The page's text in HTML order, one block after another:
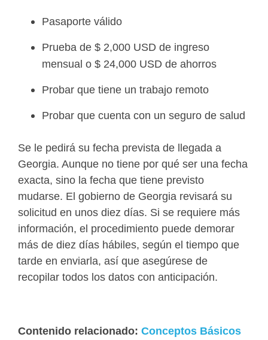
Pasaporte válido
Prueba de $ 2,000 USD de ingreso
mensual o $ 24,000 USD de ahorros
Probar que tiene un trabajo remoto
Probar que cuenta con un seguro de salud
Se le pedirá su fecha prevista de llegada a
Georgia. Aunque no tiene por qué ser una fecha
exacta, sino la fecha que tiene previsto
mudarse. El gobierno de Georgia revisará su
solicitud en unos diez días. Si se requiere más
información, el procedimiento puede demorar
más de diez días hábiles, según el tiempo que
tarde en enviarla, así que asegúrese de
recopilar todos los datos con anticipación.
Contenido relacionado: Conceptos Básicos